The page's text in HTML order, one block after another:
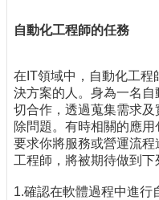
務
題
報
導
技
術
壇
自動化工程師的任務
在IT領域中，自動化工程
決方案的人。身為一名
切合作，透過蒐集需求
除問題。有時相關的應
要求你將服務或營運流
工程師，將被期待做到下
1.確認在軟體過程中進行